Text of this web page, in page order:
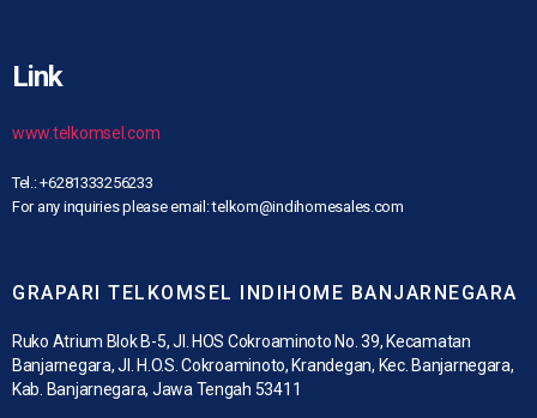
Link
www.telkomsel.com
Tel.: +6281333256233
For any inquiries please email: telkom@indihomesales.com
GRAPARI TELKOMSEL INDIHOME BANJARNEGARA
Ruko Atrium Blok B-5, Jl. HOS Cokroaminoto No. 39, Kecamatan
Banjarnegara, Jl. H.O.S. Cokroaminoto, Krandegan, Kec. Banjarnegara,
Kab. Banjarnegara, Jawa Tengah 53411